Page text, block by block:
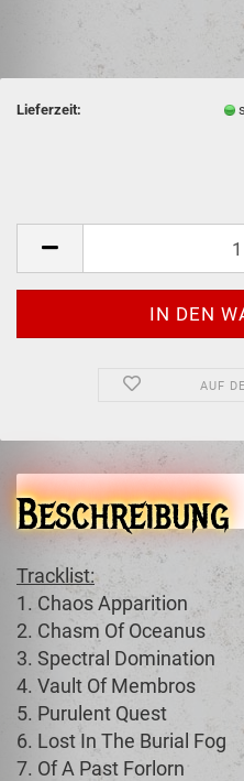
Lieferzeit:
AUF
Beschreibung
Tracklist:
1. Chaos Apparition
2. Chasm Of Oceanus
3. Spectral Domination
4. Vault Of Membros
5. Purulent Quest
6. Lost In The Burial Fog
7. Of A Past Forlorn